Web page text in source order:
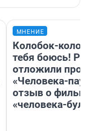
МНЕНИЕ
Колобок-
тебя боюсь!
отложили
«Человека-
отзыв о
«человека-